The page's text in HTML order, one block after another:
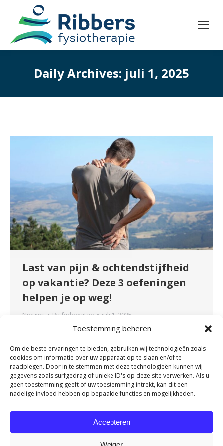
Toestemming beheren
Om de beste ervaringen te bieden, gebruiken wij technologieën zoals
cookies om informatie over uw apparaat op te slaan en/of te
raadplegen. Door in te stemmen met deze technologieën kunnen wij
gegevens zoals surfgedrag of unieke ID's op deze site verwerken. Als u
geen toestemming geeft of uw toestemming intrekt, kan dit een
nadelige invloed hebben op bepaalde functies en mogelijkheden.
Accepteren
Weiger
Daily Archives: juli 1, 2025
Last van pijn & ochtendstijfheid
op vakantie? Deze 3 oefeningen
helpen je op weg!
Nieuws Byfydeevitae juli 1, 2025
Vakantie is er om te ontspannen, maar juist
routine stapt, kunnen rugklachten of
ochtendstijfheid ineens de kop opsteken.
Gelukkig kun je met een paar eenvoudige
oefeningen al snel verlichting voelen – waar je
klachten? Thuis weet je precies waar je…